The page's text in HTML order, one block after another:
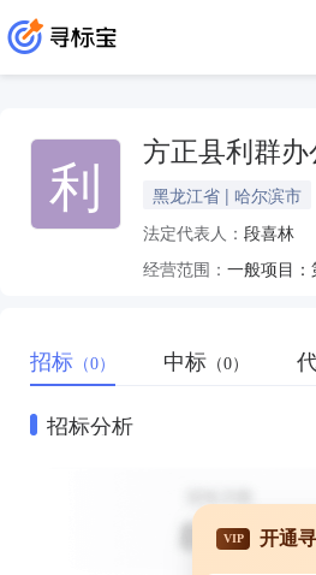
利 方正县利群
黑龙江省 | 哈尔滨市
法定代表人： 段喜林
经营范围：
招标 （0） 中标 （0）
招标分析
VIP 开通